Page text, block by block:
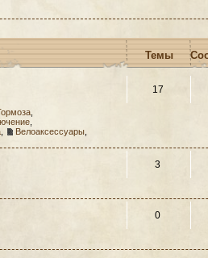
Темы
Велоаксессуары
17
3
0